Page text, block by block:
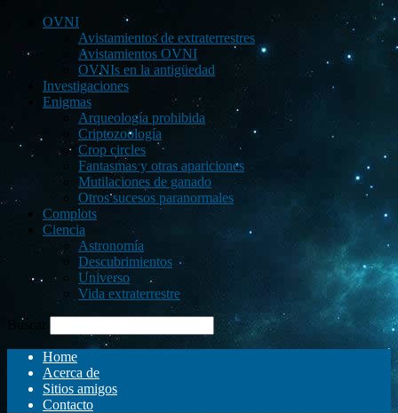
OVNI
Avistamientos de extraterrestres
Avistamientos OVNI
OVNIs en la antigüedad
Investigaciones
Enigmas
Arqueología prohibida
Criptozoología
Crop circles
Fantasmas y otras apariciones
Mutilaciones de ganado
Otros sucesos paranormales
Complots
Ciencia
Astronomía
Descubrimientos
Universo
Vida extraterrestre
Buscar
Home
Acerca de
Sitios amigos
Contacto